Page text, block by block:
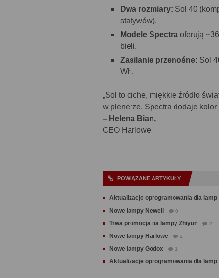
Dwa rozmiary: Sol 40
statywów).
Modele Spectra oferują
bieli.
Zasilanie przenośne: Sol
Wh.
„Sol to ciche, miękkie źródło
w plenerze. Spectra dodaje
– Helena Bian,
CEO Harlowe
POWIĄZANE ARTYKUŁY
Aktualizacje oprogramowania dla lamp
Nowe lampy Newell
0
Trwa promocja na lampy Zhiyun 2
Nowe lampy Harlowe 2
Nowe lampy Godox 1
Aktualizacje oprogramowania dla lamp